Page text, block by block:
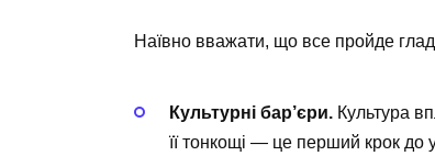
Наївно вважати, що все пройде
Культурні бар’єри. Культура
її тонкощі — це перший крок до